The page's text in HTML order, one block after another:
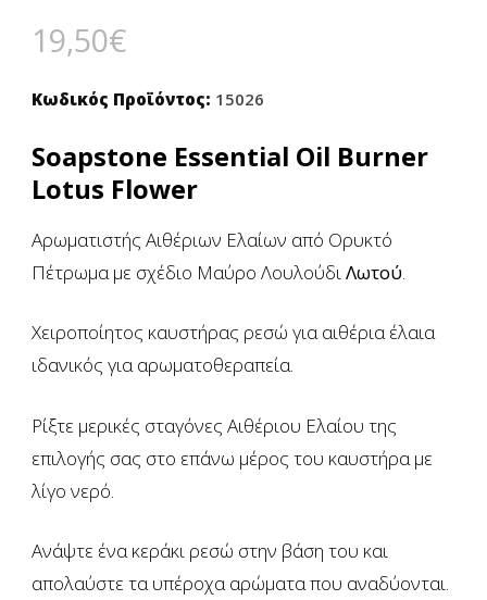
19,50€
Κωδικός Προϊόντος: 15026
Soapstone Essential Oil Burner
Lotus Flower
Αρωματιστής Αιθέριων Ελαίων από Ορυκτό
Πέτρωμα με σχέδιο Μαύρο ΛουλούδιΛωτού.
Χειροποίητος καυστήρας ρεσώ για αιθέρια έλαια
ιδανικός για αρωματοθεραπεία.
Ρίξτε μερικές σταγόνες Αιθέριου Ελαίου της
επιλογής σας στο επάνω μέρος του καυστήρα με
λίγο νερό.
Aνάψτε ένα κεράκι ρεσώ στην βάση του και
απολαύστε τα υπέροχα αρώματα που αναδύονται.